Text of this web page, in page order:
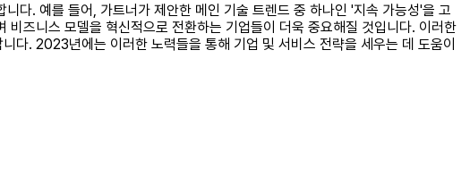
다. 예를 들어, 가트너가 제안한 메인 기술 트렌드 중 하나인 '지속 가능성'을 고
즈니스 모델을 혁신적으로 전환하는 기업들이 더욱 중요해질 것입니다. 이러한
다. 2023년에는 이러한 노력들을 통해 기업 및 서비스 전략을 세우는 데 도움이